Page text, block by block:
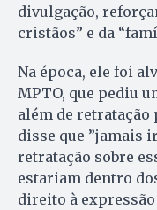
divulgação,
cristãos” e da
Na época, ele foi
MPTO, que pediu
além de retratação
disse que ”jamais
retratação sobre
estariam dentro
direito à